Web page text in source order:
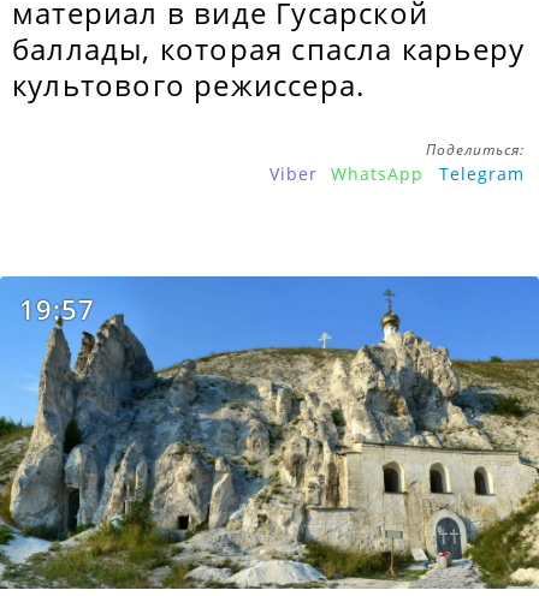
материал в виде Гусарской
баллады, которая спасла карьеру
культового режиссера.
Поделиться:
Viber WhatsApp Telegram
19:57